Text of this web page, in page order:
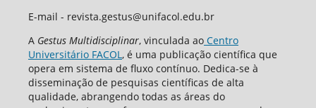
E-mail - revista.gestus@unifacol.edu.br
A Gestus Multidisciplinar, vinculada aoCentro
Universitário FACOL , é uma publicação científica que
opera em sistema de fluxo contínuo. Dedica-se à
disseminação de pesquisas científicas de alta
qualidade, abrangendo todas as áreas do